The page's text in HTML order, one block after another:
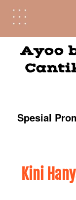
Ayoo
Spesial
Kini